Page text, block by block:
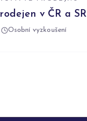
v ČR a SR
Osobní vyzkoušení